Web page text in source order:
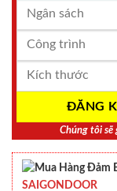
Chúng tôi
SAIGONDOOR